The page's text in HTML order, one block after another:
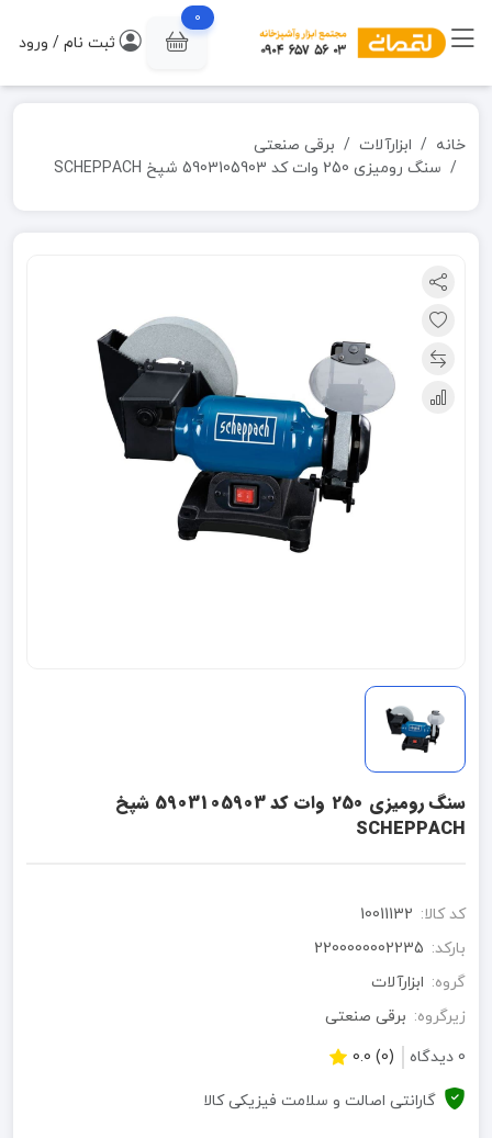
0
ثبت نام / ورود
خانه ابزارآلات
برقی صنعتی
سنگ رومیزی 250 وات کد 5903105903 شپخ SCHEPPACH
سنگ رومیزی 250 وات کد 5903105903 شپخ
SCHEPPACH
کد کالا: 10011132
بارکد: 2200000002235
گروه: ابزارآلات
زیرگروه: برقی صنعتی
0 دیدگاه
(0) 0.0
گارانتی اصالت و سلامت فیزیکی کالا